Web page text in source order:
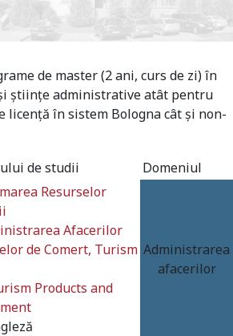
de master (2 ani, curs de zi) în
științe administrative atât pentru
licență în sistem Bologna cât și non-
de studii
Domeniul
Resurselor
Afacerilor
de Comert, Turism
Products and
ă
Administrarea
afacerilor